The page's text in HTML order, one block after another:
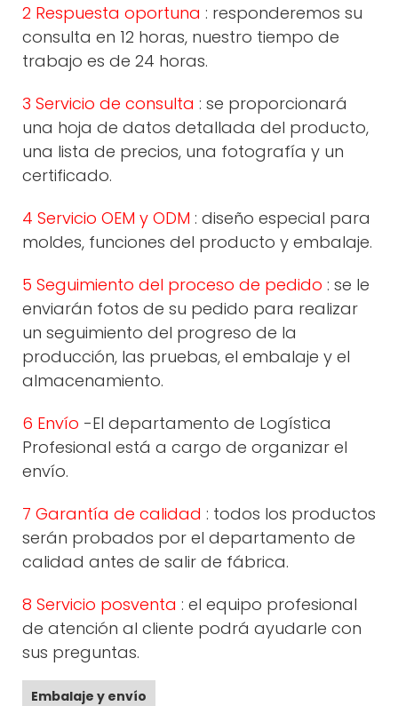
2 Respuesta oportuna : responderemos su
consulta en 12 horas, nuestro tiempo de
trabajo es de 24 horas.
3 Servicio de consulta : se proporcionará
una hoja de datos detallada del producto,
una lista de precios, una fotografía y un
certificado.
4 Servicio OEM y ODM : diseño especial para
moldes, funciones del producto y embalaje.
5 Seguimiento del proceso de pedido : se le
enviarán fotos de su pedido para realizar
un seguimiento del progreso de la
producción, las pruebas, el embalaje y el
almacenamiento.
6 Envío -El departamento de Logística
Profesional está a cargo de organizar el
envío.
7 Garantía de calidad : todos los productos
serán probados por el departamento de
calidad antes de salir de fábrica.
8 Servicio posventa : el equipo profesional
de atención al cliente podrá ayudarle con
sus preguntas.
Embalaje y envío